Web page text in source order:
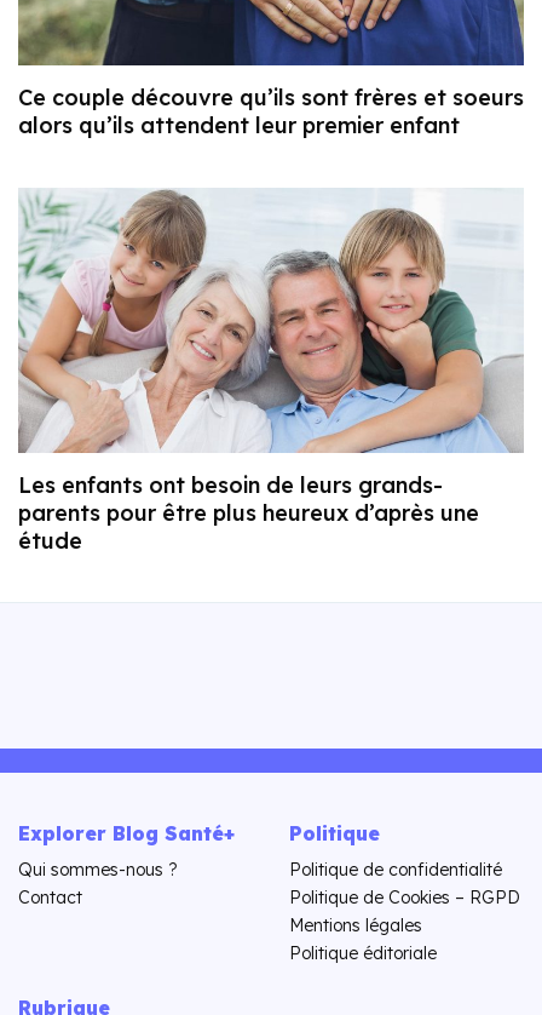
Ce couple découvre qu’ils sont frères et soeurs
alors qu’ils attendent leur premier enfant
Les enfants ont besoin de leurs grands-
parents pour être plus heureux d’après une
étude
Explorer Blog Santé+
Qui sommes-nous ?
Contact
Politique
Politique de confidentialité
Politique de Cookies – RGPD
Mentions légales
Politique éditoriale
Rubrique